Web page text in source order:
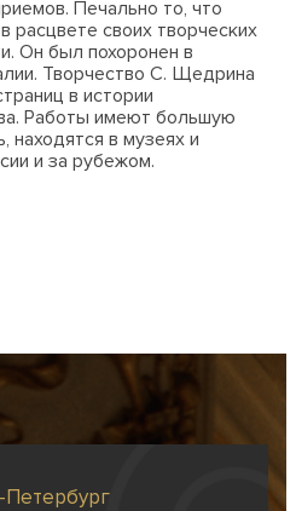
Печально то, что
расцвете своих творческих
Он был похоронен в
Творчество С. Щедрина
в истории
Работы имеют большую
находятся в музеях и
и за рубежом.
Петербург